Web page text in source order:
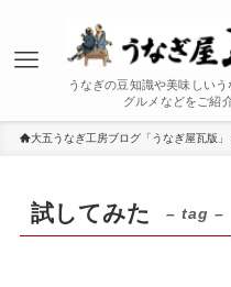
うなぎの豆知識や美味しい
グルメなどをご紹
大五うなぎ工房ブログ「うなぎ屋瓦版」
試してみた – tag –